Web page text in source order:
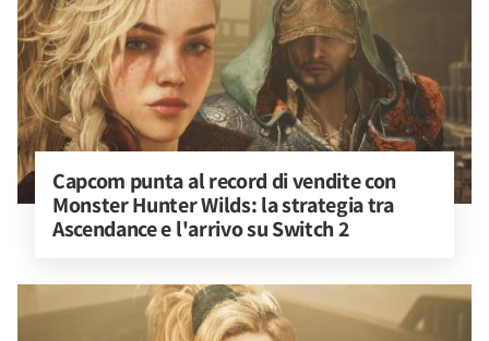
Capcom punta al record di vendite con
Monster Hunter Wilds: la strategia tra
Ascendance e l'arrivo su Switch 2